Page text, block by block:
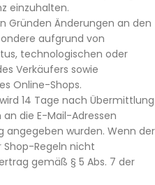
einzuhalten.
Gründen Änderungen an den
aufgrund von
technologischen oder
Verkäufers sowie
Online-Shops.
14 Tage nach Übermittlung
die E-Mail-Adressen
angegeben wurden. Wenn der
Regeln nicht
gemäß § 5 Abs. 7 der